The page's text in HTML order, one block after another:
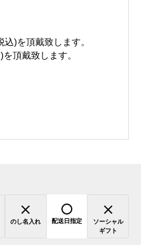
込)を頂戴致します。
頂戴致します。
のし名入れ 配送日指定
ソーシャル
ギフト